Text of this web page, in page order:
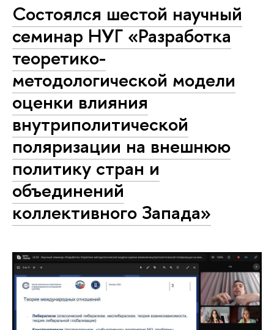
Состоялся шестой научный
семинар НУГ «Разработка
теоретико-
методологической модели
оценки влияния
внутриполитической
поляризации на внешнюю
политику стран и
объединений
коллективного Запада»